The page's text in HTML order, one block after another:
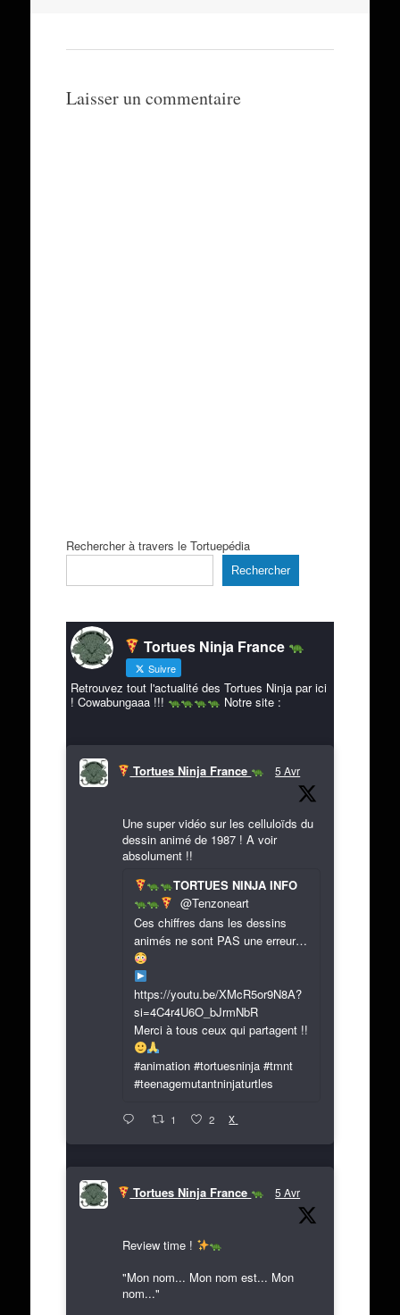
Laisser un commentaire
Rechercher à travers le Tortuepédia
Rechercher
Tortues Ninja France
Suivre
Retrouvez tout l'actualité des Tortues Ninja par ici
! Cowabungaaa !!!
Notre site :
Tortues Ninja France 5 Avr
Une super vidéo sur les celluloïds du
dessin animé de 1987 ! A voir
absolument !!
TORTUES NINJA INFO
@Tenzoneart
Ces chiffres dans les dessins
animés ne sont PAS une erreur…
https://youtu.be/XMcR5or9N8A?
si=4C4r4U6O_bJrmNbR
Merci à tous ceux qui partagent !!
#animation #tortuesninja #tmnt
#teenagemutantninjaturtles
1 2 X
Tortues Ninja France 5 Avr
Review time !
"Mon nom... Mon nom est... Mon
nom..."